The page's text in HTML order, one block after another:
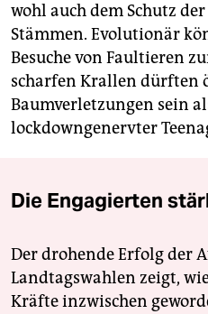
wohl auch dem Schutz
Stämmen. Evolutionär
Besuche von Faultieren
scharfen Krallen dürften
Baumverletzungen sein
lockdowngenervter
Die Engagierten
Der drohende Erfolg der
Landtagswahlen zeigt,
Kräfte inzwischen